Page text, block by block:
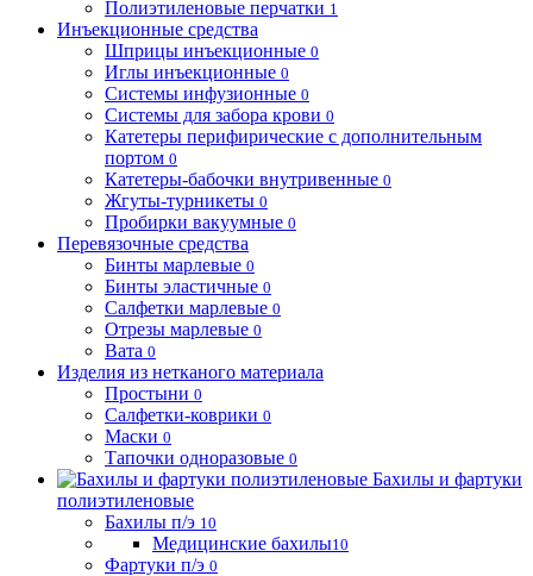
Полиэтиленовые перчатки 1
Инъекционные средства
Шприцы инъекционные 0
Иглы инъекционные 0
Системы инфузионные 0
Системы для забора крови 0
Катетеры перифирические с дополнительным
портом 0
Катетеры-бабочки внутривенные 0
Жгуты-турникеты 0
Пробирки вакуумные 0
Перевязочные средства
Бинты марлевые 0
Бинты эластичные 0
Салфетки марлевые 0
Отрезы марлевые 0
Вата 0
Изделия из нетканого материала
Простыни 0
Салфетки-коврики 0
Маски 0
Тапочки одноразовые 0
Бахилы и фартуки
полиэтиленовые
Бахилы п/э 10
Медицинские бахилы10
Фартуки п/э 0